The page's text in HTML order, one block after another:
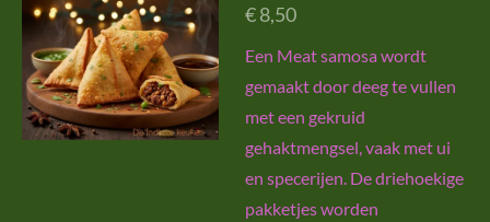
€ 8,50
Een Meat samosa wordt
gemaakt door deeg te vullen
met een gekruid
gehaktmengsel, vaak met ui
en specerijen. De driehoekige
pakketjes worden